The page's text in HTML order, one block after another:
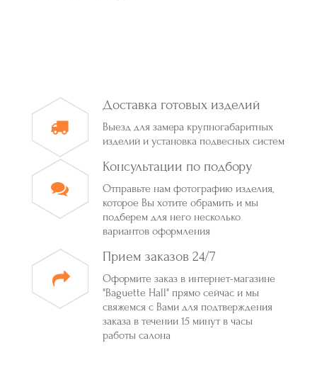
Доставка готовых изделий
Выезд для замера крупногабаритных
изделий и установка подвесных систем
Консультации по подбору
Отправьте нам фотографию изделия,
которое Вы хотите обрамить и мы
подберем для него несколько
вариантов оформления
Прием заказов 24/7
Оформите заказ в интернет-магазине
"Baguette Hall" прямо сейчас и мы
свяжемся с Вами для подтверждения
заказа в течении 15 минут в часы
работы салона